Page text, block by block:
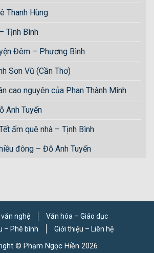
Thanh Hùng
Tịnh Bình
Đêm – Phương Bình
Sơn Vũ (Cần Thơ)
cao nguyên của Phan Thành Minh
Anh Tuyến
ấm quê nhà – Tịnh Bình
đông – Đỗ Anh Tuyến
nghệ
Văn hóa – Giáo dục
– Phê bình
Giới thiệu – Liên hệ
© Phạm Ngọc Hiền 2026